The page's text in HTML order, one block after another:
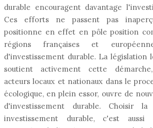
durable encouragent davantage
Ces efforts ne passent pas
positionne en effet en pôle position
régions françaises et
d'investissement durable. La législation
soutient activement cette
acteurs locaux et nationaux dans le
écologique, en plein essor, ouvre de
d'investissement durable. Choisir
investissement durable, c'est